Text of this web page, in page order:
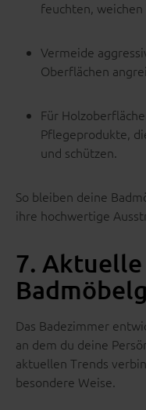
feuchten, weichen
Vermeide
Oberflächen
Für
Pflegeprodukte,
und schützen.
So bleiben deine
ihre hochwertige
7.
Das Badezimmer
an dem du deine
aktuellen Trends
besondere Weise.